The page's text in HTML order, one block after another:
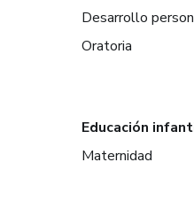
Desarrollo
Oratoria
Educación
Maternidad